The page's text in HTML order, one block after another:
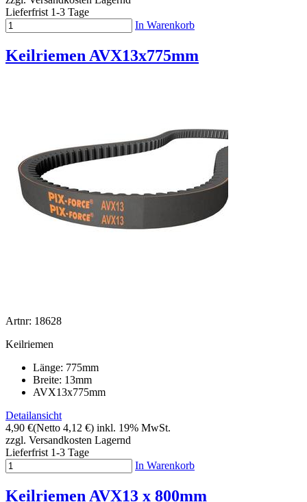
Lieferfrist 1-3 Tage
In Warenkorb
Keilriemen AVX13x775mm
Artnr: 18628
Keilriemen
Länge: 775mm
Breite: 13mm
AVX13x775mm
Detailansicht
4,90 €(Netto 4,12 €) inkl. 19% MwSt.
zzgl. Versandkosten Lagernd
Lieferfrist 1-3 Tage
In Warenkorb
Keilriemen AVX13 x 800mm